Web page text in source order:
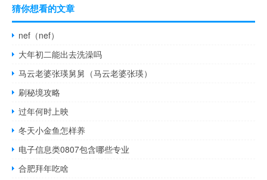
猜你想看的文章
nef（nef）
大年初二能出去洗澡吗
马云老婆张瑛舅舅（马云老婆张瑛）
刷秘境攻略
过年何时上映
冬天小金鱼怎样养
电子信息类0807包含哪些专业
合肥拜年吃啥